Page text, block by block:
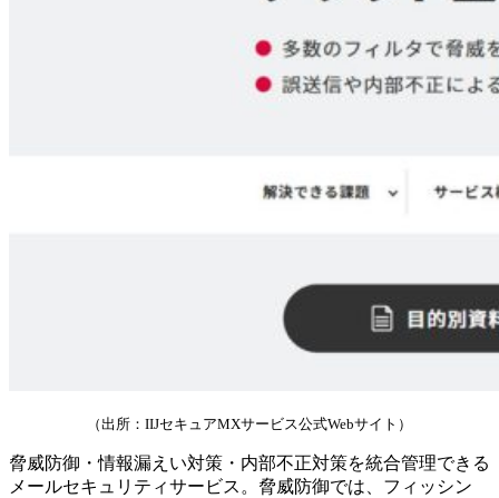
（出所：IIJセキュアMXサービス公式Webサイト）
脅威防御・情報漏えい対策・内部不正対策を統合管理できる
メールセキュリティサービス。脅威防御では、フィッシン